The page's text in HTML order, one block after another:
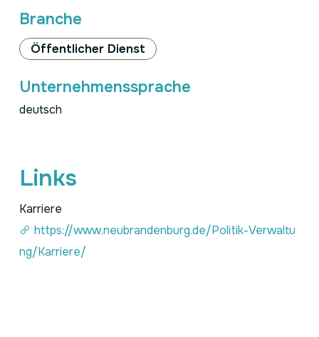
Branche
Öffentlicher Dienst
Unternehmenssprache
deutsch
Links
Karriere
https://www.neubrandenburg.de/Politik-Verwaltu
ng/Karriere/